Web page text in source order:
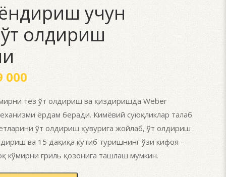
учун
олдириш
000
тез ўт олдириш ва қиздиришда Weber
ёрдам беради. Кимёвий суюқликлар талаб
ўт олдириш қувурига жойлаб, ўт олдириш
ва 15 дақиқа кутиб туришнинг ўзи кифоя –
кўмирни гриль қозонига ташлаш мумкин.